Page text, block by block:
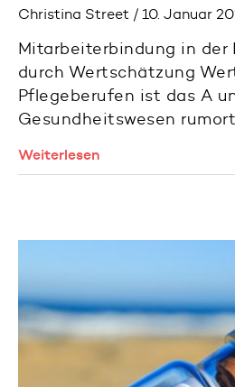
Christina Street / 10. Januar
Mitarbeiterbindung in der
durch Wertschätzung
Pflegeberufen ist das A
Gesundheitswesen
Weiterlesen